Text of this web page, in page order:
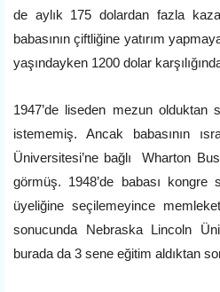
de aylık 175 dolardan fazla
babasının çiftliğine yatırım
yaşındayken 1200 dolar
1947’de liseden mezun olduktan
istememiş. Ancak babasının
Üniversitesi’ne bağlı Wharton
görmüş. 1948’de babası kongre
üyeliğine seçilemeyince
sonucunda Nebraska Lincoln
burada da 3 sene eğitim aldıktan